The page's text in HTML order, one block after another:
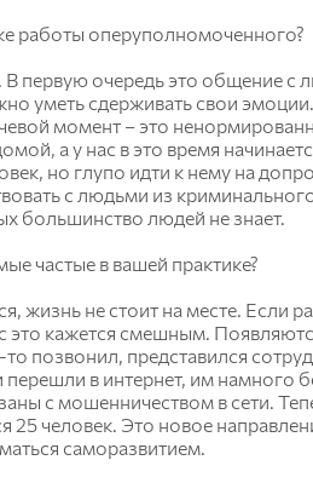
работы оперуполномоченного?
В первую очередь это общение
уметь сдерживать свои
момент – это
а у нас в это время
но глупо идти к нему на
с людьми из
большинство людей не знает.
частые в вашей практике?
жизнь не стоит на месте. Если
это кажется смешным.
позвонил, представился
в интернет, им намного
с мошенничеством в сети.
25 человек. Это новое
саморазвитием.